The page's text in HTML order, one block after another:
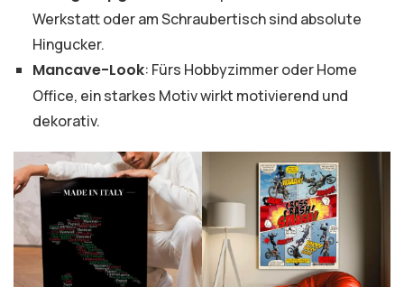
Werkstatt oder am Schraubertisch sind absolute
Hingucker.
Mancave-Look: Fürs Hobbyzimmer oder Home
Office, ein starkes Motiv wirkt motivierend und
dekorativ.